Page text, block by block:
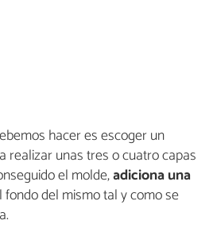
hacer es escoger un
realizar unas tres o cuatro capas
el molde,adiciona una
fondo del mismo tal y como se